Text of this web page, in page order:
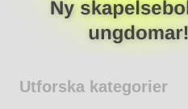
Utforska kategorier